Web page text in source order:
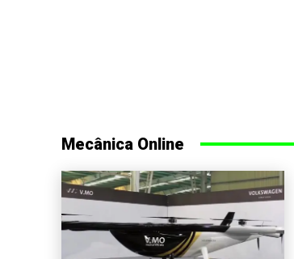
Mecânica Online